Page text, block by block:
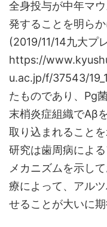
全身投与が中年マ
発することを明ら
(2019/11/14九大
https://
u.ac.jp/f/37543/
たものであり、Pg
末梢炎症組織でAβ
取り込まれること
研究は歯周病によ
メカニズムを示し
療によって、アル
せることが大いに期